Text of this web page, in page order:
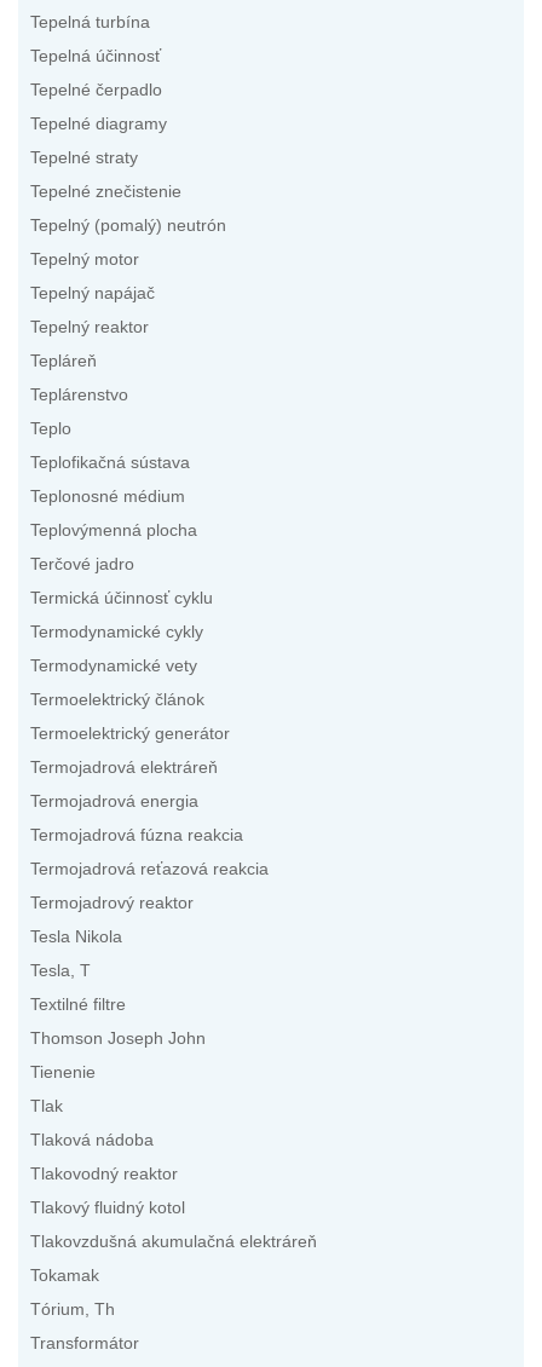
Tepelná turbína
Tepelná účinnosť
Tepelné čerpadlo
Tepelné diagramy
Tepelné straty
Tepelné znečistenie
Tepelný (pomalý) neutrón
Tepelný motor
Tepelný napájač
Tepelný reaktor
Tepláreň
Teplárenstvo
Teplo
Teplofikačná sústava
Teplonosné médium
Teplovýmenná plocha
Terčové jadro
Termická účinnosť cyklu
Termodynamické cykly
Termodynamické vety
Termoelektrický článok
Termoelektrický generátor
Termojadrová elektráreň
Termojadrová energia
Termojadrová fúzna reakcia
Termojadrová reťazová reakcia
Termojadrový reaktor
Tesla Nikola
Tesla, T
Textilné filtre
Thomson Joseph John
Tienenie
Tlak
Tlaková nádoba
Tlakovodný reaktor
Tlakový fluidný kotol
Tlakovzdušná akumulačná elektráreň
Tokamak
Tórium, Th
Transformátor